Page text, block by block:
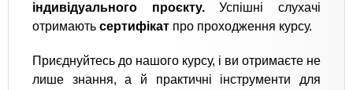
індивідуального проєкту.Успішні слухачі
отримають сертифікат про проходження курсу.
Приєднуйтесь до нашого курсу, і ви отримаєте не
лише знання, а й практичні інструменти для